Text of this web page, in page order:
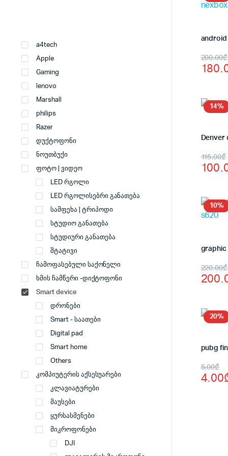
200.00₾
price
price
14%
Denver
115.00₾
price
price
10%
graphic
220.00₾
price
price
20%
pubg
5.00₾
price
4.00
price
a4tech
Apple
Gaming
lenovo
Marshall
philips
Razer
დუქტოფონი
ნოუთბუქი
ფოტო | ვიდეო
LED რგოლი
LED რგოლისებრი განათება
სამფეხა | ტრიპოდი
სტუდიო განათება
სტუდიური განათება
შტატივი
ჩამოფასებული საქონელი
ხმის ჩამწერი -დიქტოფონი
Smart device
დრონები
Smart - საათები
Digital pad
Smart home
Others
კომპიუტერის აქსესუარები
კლავიატურები
მაუსები
ყურსასმენები
მიკროფონები
DJI